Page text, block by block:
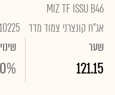
MIZ TF ISSU B46
אג"ח קונצרני צמוד מדד
שער
121.15
שינוי